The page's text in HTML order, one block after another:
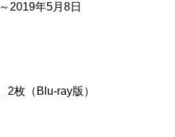
2019年5月8日
2枚（Blu-ray版）